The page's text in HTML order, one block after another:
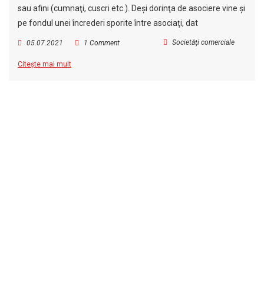
sau afini (cumnaţi, cuscri etc.). Deşi dorinţa de asociere vine şi
pe fondul unei încrederi sporite între asociaţi, dat
05.07.2021 Societăţi comerciale
1 Comment
Citește mai mult